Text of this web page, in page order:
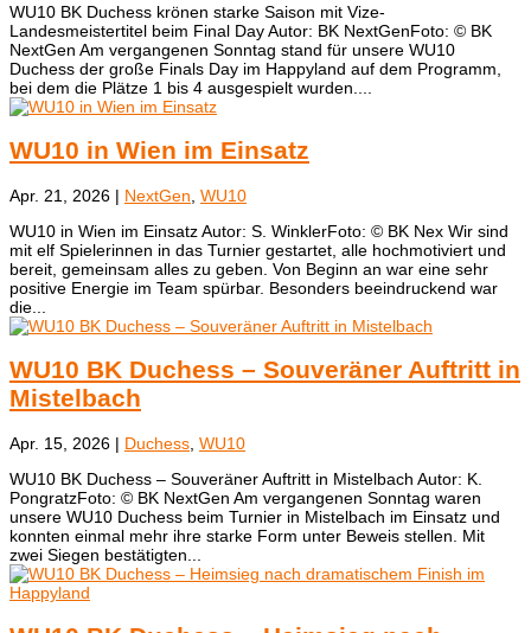
WU10 BK Duchess krönen starke Saison mit Vize-
Landesmeistertitel beim Final Day Autor: BK NextGenFoto: © BK
NextGen ​Am vergangenen Sonntag stand für unsere WU10
Duchess der große Finals Day im Happyland auf dem Programm,
bei dem die Plätze 1 bis 4 ausgespielt wurden....
WU10 in Wien im Einsatz
Apr. 21, 2026 | NextGen WU10
WU10 in Wien im Einsatz Autor: S. WinklerFoto: © BK Nex Wir sind
mit elf Spielerinnen in das Turnier gestartet, alle hochmotiviert und
bereit, gemeinsam alles zu geben. Von Beginn an war eine sehr
positive Energie im Team spürbar. Besonders beeindruckend war
die...
WU10 BK Duchess – Souveräner Auftritt in
Mistelbach
Apr. 15, 2026 | Duchess WU10
WU10 BK Duchess – Souveräner Auftritt in Mistelbach Autor: K.
PongratzFoto: © BK NextGen ​Am vergangenen Sonntag waren
unsere WU10 Duchess beim Turnier in Mistelbach im Einsatz und
konnten einmal mehr ihre starke Form unter Beweis stellen. Mit
zwei Siegen bestätigten...